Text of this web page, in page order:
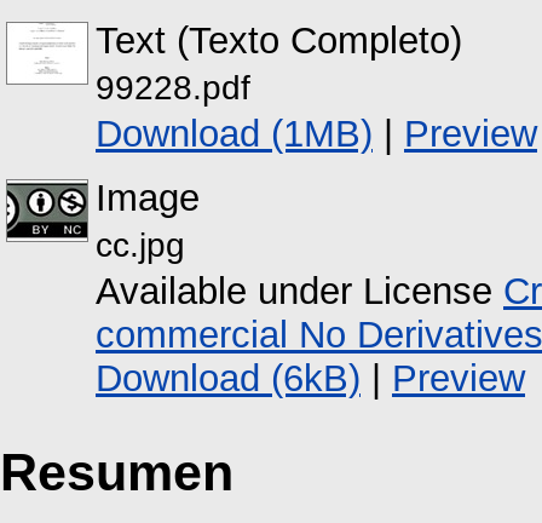
Text (Texto Completo)
99228.pdf
Download (1MB) | Preview
Image
cc.jpg
Available under License
commercial No Derivatives
Download (6kB) | Preview
Resumen